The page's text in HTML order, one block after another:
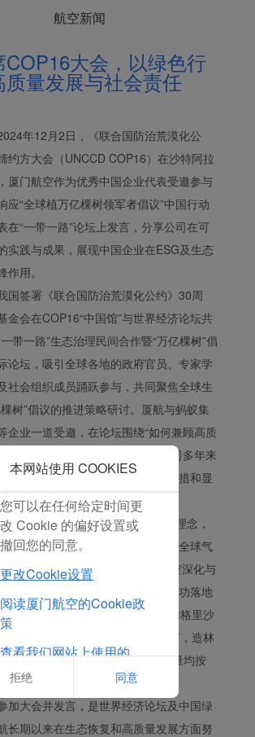
航空新闻
COP16大会，以绿色行
量发展与社会责任
年12月2日，《联合国防治荒漠化公
约方大会（UNCCD COP16）在沙特阿拉
厦门航空作为优秀中国企业代表受邀参与
应“全球植万亿棵树领军者倡议”中国行动
在“一带一路”论坛上发言，分享公司在可
实践与成果，展现中国企业在ESG及生态
用。
国签署《联合国防治荒漠化公约》30周
金会在COP16“中国馆”与世界经济论坛共
带一路”生态治理民间合作暨“万亿棵树”倡
论坛，吸引全球各地的政府官员、专家学
社会组织成员踊跃参与，共同聚焦全球生
树”倡议的推进策略研讨。厦航与蚂蚁集
企业一道受邀，在论坛围绕“如何兼顾高质
复的社会责任”进行发言，分享公司多年来
料替代、生态修复等方面的创新举措和显
厦航树牢“绿水青山就是金山银山”理念，
多种举措践行绿色发展理念，助力全球气
复目标的实现。2024年，厦门航空深化与
合作，携手开展百万森林计划，成功落地
守护行动”公益项目，并在内蒙古腾格里沙
立“厦航公益林”，种下4.3万棵树苗，造林
整体固碳量约为3291.39吨（固碳量均按
步开通绿色能量兑换树苗功能。
加大会并发言，是世界经济论坛及中国绿
长期以来在生态恢复和高质量发展方面努
本网站使用 COOKIES
型和分析型Cookie 来确
保我们的网站正常运行，
并为您提供最佳的用户体
验。 使用本网站，功能型
和分析型Cookie将被安装
在您的浏览器中。
在您的同意下，我们还将
使用营销Cookie (i) 分析
我们的营销绩效 (ii) 个性
化我们广告中的优惠信
息。 通过放置这些
Cookie，厦门航空和第三
方可以跟踪您的互联网行
为以使我们的内容和广告
与您的兴趣更加契合。
点击“接受”即表示您同意
放置所有的营销Cookie。
点击“拒绝”，我们将不会
您可以在任何给定时间更
改 Cookie 的偏好设置或
撤回您的同意。
更改Cookie设置
阅读厦门航空的Cookie政
策
查看我们网站上使用的
Cookie的完整列表
拒绝 同意